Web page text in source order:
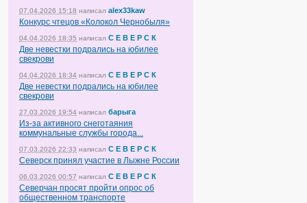
07.04.2026 15:18 написал alex33kaw
Конкурс чтецов «Колокол Чернобыля»
04.04.2026 18:35 написал С Е В Е Р С К
Две невестки подрались на юбилее
свекрови
04.04.2026 18:34 написал С Е В Е Р С К
Две невестки подрались на юбилее
свекрови
27.03.2026 19:54 написал барыга
Из-за активного снеготаяния
коммунальные службы города...
07.03.2026 22:33 написал С Е В Е Р С К
Северск принял участие в Лыжне России
06.03.2026 00:57 написал С Е В Е Р С К
Северчан просят пройти опрос об
общественном транспорте